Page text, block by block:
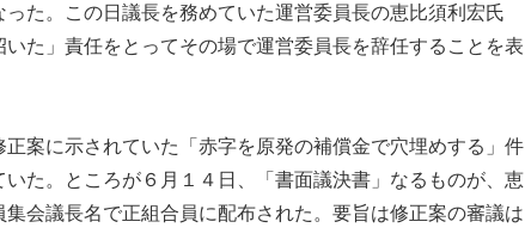
た。この日議長を務めていた運営委員長の恵比須利宏氏
た」責任をとってその場で運営委員長を辞任することを表
案に示されていた「赤字を原発の補償金で穴埋めする」件
た。ところが６月１４日、「書面議決書」なるものが、恵
会議長名で正組合員に配布された。要旨は修正案の審議は